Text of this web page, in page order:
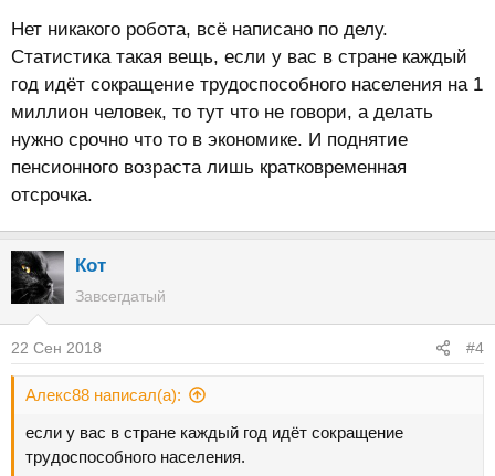
Нет никакого робота, всё написано по делу.
Статистика такая вещь, если у вас в стране каждый
год идёт сокращение трудоспособного населения на 1
миллион человек, то тут что не говори, а делать
нужно срочно что то в экономике. И поднятие
пенсионного возраста лишь кратковременная
отсрочка.
Кот
Завсегдатый
22 Сен 2018 #4
Алекс88 написал(а):
если у вас в стране каждый год идёт сокращение
трудоспособного населения.